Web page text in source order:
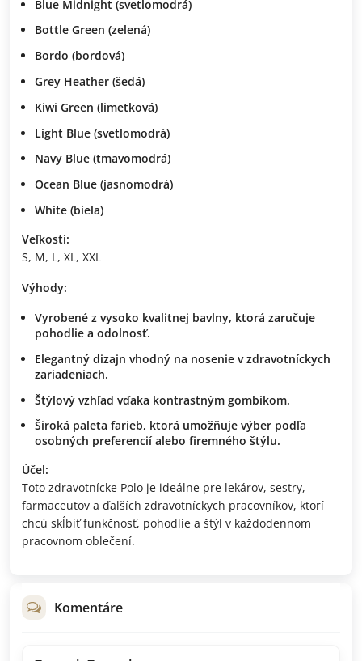
Blue Midnight (svetlomodrá)
Bottle Green (zelená)
Bordo (bordová)
Grey Heather (šedá)
Kiwi Green (limetková)
Light Blue (svetlomodrá)
Navy Blue (tmavomodrá)
Ocean Blue (jasnomodrá)
White (biela)
Veľkosti:
S, M, L, XL, XXL
Výhody:
Vyrobené z vysoko kvalitnej bavlny, ktorá zaručuje
pohodlie a odolnosť.
Elegantný dizajn vhodný na nosenie v zdravotníckych
zariadeniach.
Štýlový vzhľad vďaka kontrastným gombíkom.
Široká paleta farieb, ktorá umožňuje výber podľa
osobných preferencií alebo firemného štýlu.
Účel:
Toto zdravotnícke Polo je ideálne pre lekárov, sestry,
farmaceutov a ďalších zdravotníckych pracovníkov, ktorí
chcú skĺbiť funkčnosť, pohodlie a štýl v každodennom
pracovnom oblečení.
Komentáre